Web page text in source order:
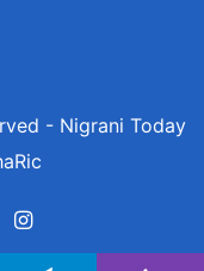
- Nigrani Today
Instagram